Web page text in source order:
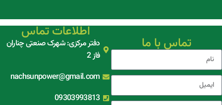
تماس با ما
اطلاعات تماس
دفتر مرکزی: شهرک صنعتی چناران
فاز 2
nachsunpower@gmail.com
09303993813